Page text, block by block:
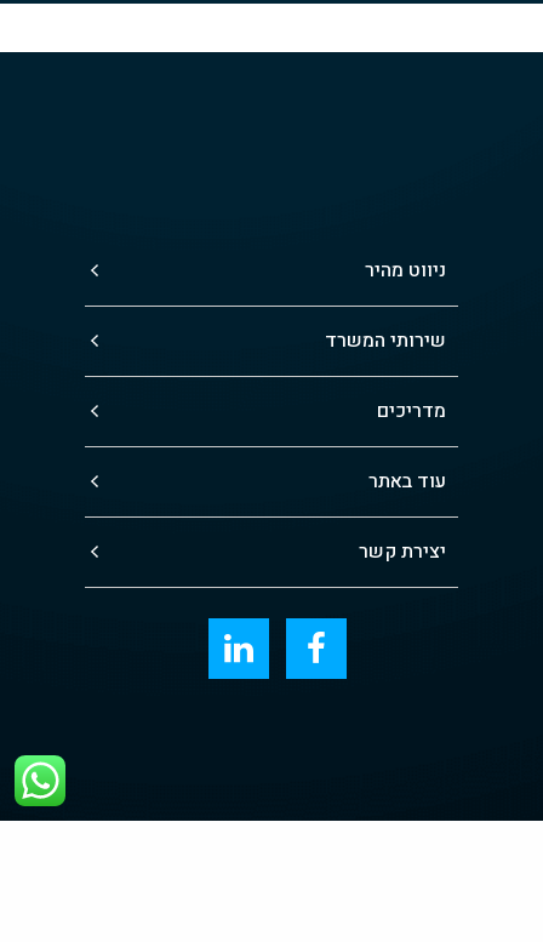
ניווט מהיר
שירותי המשרד
מדריכים
עוד באתר
יצירת קשר